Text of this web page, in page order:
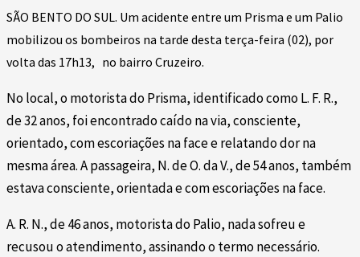
SÃO BENTO DO SUL. Um acidente entre um Prisma e um Palio
mobilizou os bombeiros na tarde desta terça-feira (02), por
volta das 17h13, no bairro Cruzeiro.
No local, o motorista do Prisma, identificado como L. F. R.,
de 32 anos, foi encontrado caído na via, consciente,
orientado, com escoriações na face e relatando dor na
mesma área. A passageira, N. de O. da V., de 54 anos, também
estava consciente, orientada e com escoriações na face.
A. R. N., de 46 anos, motorista do Palio, nada sofreu e
recusou o atendimento, assinando o termo necessário.